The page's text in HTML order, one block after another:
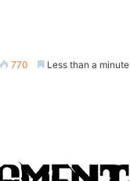
770 Less than a minute